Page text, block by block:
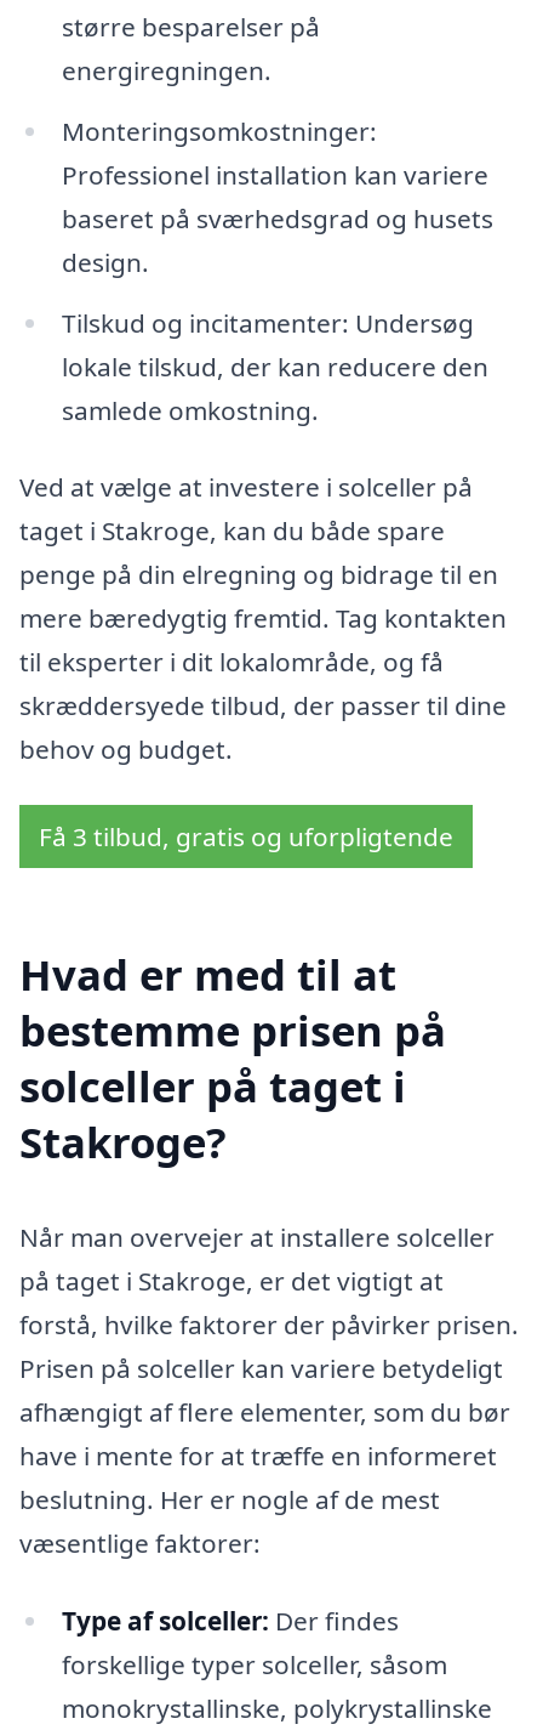
større besparelser på
energiregningen.
Monteringsomkostninger:
Professionel installation kan variere
baseret på sværhedsgrad og husets
design.
Tilskud og incitamenter: Undersøg
lokale tilskud, der kan reducere den
samlede omkostning.
Ved at vælge at investere i solceller på
taget i Stakroge, kan du både spare
penge på din elregning og bidrage til en
mere bæredygtig fremtid. Tag kontakten
til eksperter i dit lokalområde, og få
skræddersyede tilbud, der passer til dine
behov og budget.
Få 3 tilbud, gratis og uforpligtende
Hvad er med til at
bestemme prisen på
solceller på taget i
Stakroge?
Når man overvejer at installere solceller
på taget i Stakroge, er det vigtigt at
forstå, hvilke faktorer der påvirker prisen.
Prisen på solceller kan variere betydeligt
afhængigt af flere elementer, som du bør
have i mente for at træffe en informeret
beslutning. Her er nogle af de mest
væsentlige faktorer:
Type af solceller: Der findes
forskellige typer solceller, såsom
monokrystallinske, polykrystallinske